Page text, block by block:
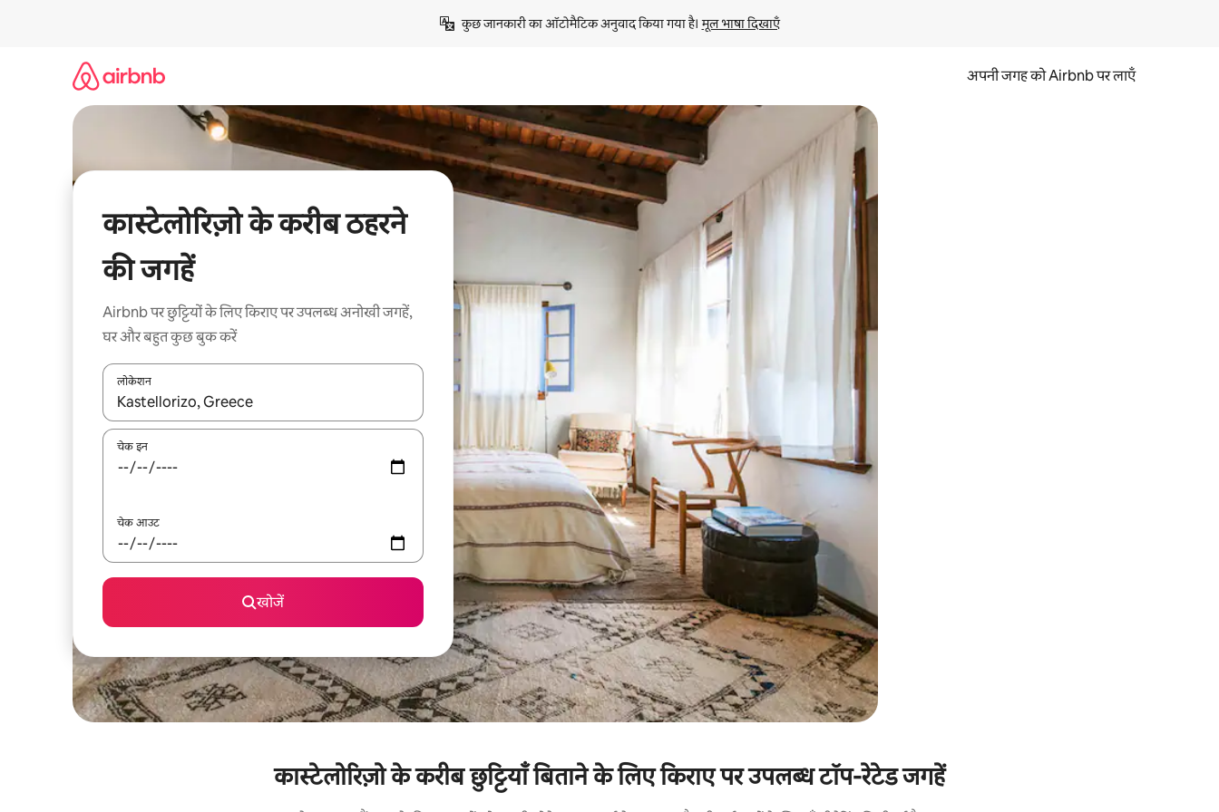
कुछ जानकारी का ऑटोमैटिक अनुवाद किया गया है। मूल भाषा दिखाएँ
अपनी जगह को Airbnb पर लाएँ
कास्टेलोरिज़ो के करीब ठहरने
की जगहें
Airbnb पर छुट्टियों के लिए किराए पर उपलब्ध अनोखी जगहें,
घर और बहुत कुछ बुक करें
लोकेशन
नतीजों के उपलब्ध होने पर, अप और डाउन 'ऐरो की' का इस्तेमाल करके नेविगेट करें या टच या फिर स्वाइप जेस्चर का इस्तेमाल करके एक्सप्लोर करें।
चेक इन
चेक आउट
खोजें
कास्टेलोरिज़ो के करीब छुट्टियाँ बिताने के लिए किराए पर उपलब्ध टॉप-रेटेड जगहें